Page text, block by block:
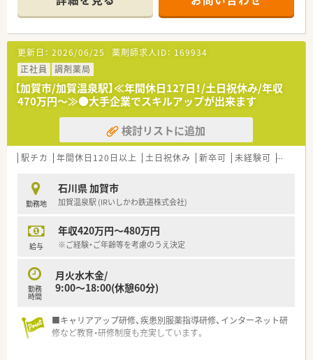
更新日： 2026/06/25 薬剤師求人ID： 169934
正社員
調剤薬局
【加賀市/加賀温泉駅】≪年間休日127日！/土日祝休み/年収
470万円～≫●大手企業でスキルアップが出来ます
検討リストに追加
駅チカ 年間休日120日以上 土日祝休み 新卒可 未経験可 ブラン
勤務地
石川県 加賀市
加賀温泉駅 (IRいしかわ鉄道株式会社)
給与
年収420万円～480万円
※ご経験・ご年齢等を考慮のうえ決定
勤務
時間
月火水木金/
9:00～18:00(休憩60分)
■キャリアアップ研修、疾患別服薬指導研修、インターネット研
修など教育・研修制度も充実しています。